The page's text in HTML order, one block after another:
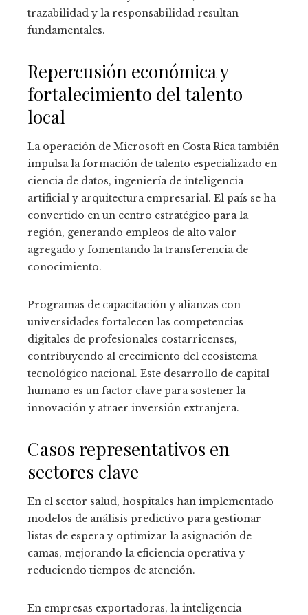
trazabilidad y la responsabilidad resultan
fundamentales.
Repercusión económica y
fortalecimiento del talento
local
La operación de Microsoft en Costa Rica también
impulsa la formación de talento especializado en
ciencia de datos, ingeniería de inteligencia
artificial y arquitectura empresarial. El país se ha
convertido en un centro estratégico para la
región, generando empleos de alto valor
agregado y fomentando la transferencia de
conocimiento.
Programas de capacitación y alianzas con
universidades fortalecen las competencias
digitales de profesionales costarricenses,
contribuyendo al crecimiento del ecosistema
tecnológico nacional. Este desarrollo de capital
humano es un factor clave para sostener la
innovación y atraer inversión extranjera.
Casos representativos en
sectores clave
En el sector salud, hospitales han implementado
modelos de análisis predictivo para gestionar
listas de espera y optimizar la asignación de
camas, mejorando la eficiencia operativa y
reduciendo tiempos de atención.
En empresas exportadoras, la inteligencia